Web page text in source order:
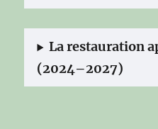
La restauration
(2024–2027)